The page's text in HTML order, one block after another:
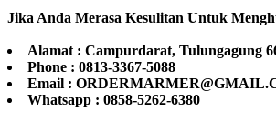
Jika Anda Merasa Kesulitan Untuk
Alamat : Campurdarat, Tulungagung
Phone : 0813-3367-5088
Email :
Whatsapp : 0858-5262-6380